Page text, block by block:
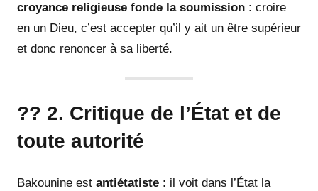
croyance religieuse fonde la soumission : croire
en un Dieu, c’est accepter qu’il y ait un être supérieur
et donc renoncer à sa liberté.
?? 2. Critique de l’État et de
toute autorité
Bakounine est antiétatiste : il voit dans l’État la